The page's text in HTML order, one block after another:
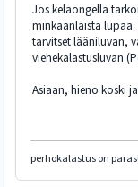
Jos kelaongella
minkäänlaista
tarvitset lääniluvan,
viehekalastusluvan
Asiaan, hieno koski
perhokalastus on